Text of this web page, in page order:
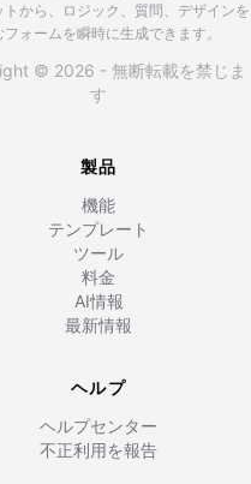
トから、ロジック、質問、デザインを
フォームを瞬時に生成できます。
© 2026 - 無断転載を禁じま
す
製品
機能
テンプレート
ツール
料金
AI情報
最新情報
ヘルプ
ヘルプセンター
不正利用を報告